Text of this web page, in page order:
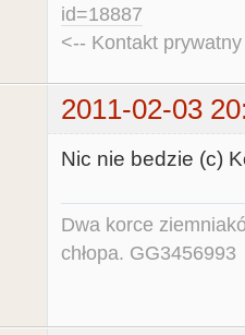
id=18887
<-- Kontakt
2011-02-03
Nic nie bedzie (c)
Dwa korce
chłopa. GG3456993